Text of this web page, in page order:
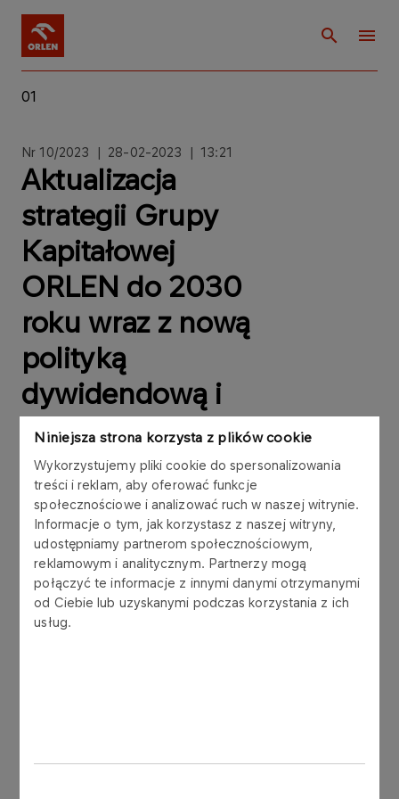
Niniejsza strona korzysta z plików cookie
Wykorzystujemy pliki cookie do spersonalizowania
treści i reklam, aby oferować funkcje
społecznościowe i analizować ruch w naszej witrynie.
Informacje o tym, jak korzystasz z naszej witryny,
udostępniamy partnerom społecznościowym,
reklamowym i analitycznym. Partnerzy mogą
połączyć te informacje z innymi danymi otrzymanymi
od Ciebie lub uzyskanymi podczas korzystania z ich
usług.
01
Nr 10/2023 | 28-02-2023 | 13:21
Aktualizacja
strategii Grupy
Kapitałowej
ORLEN do 2030
roku wraz z nową
polityką
dywidendową i
wstępną
rekomendacją
wypłaty
dywidendy za
2022 rok
Pełna treść raportu bieżącego wraz z